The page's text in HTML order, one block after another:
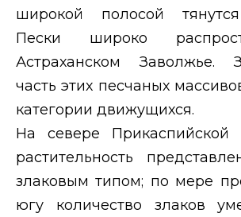
широкой полосой
Пески широко
Астраханском Заволжье.
часть этих песчаных
категории движущихся.
На севере Прикаспийской
растительность
злаковым типом; по мере
югу количество злаков